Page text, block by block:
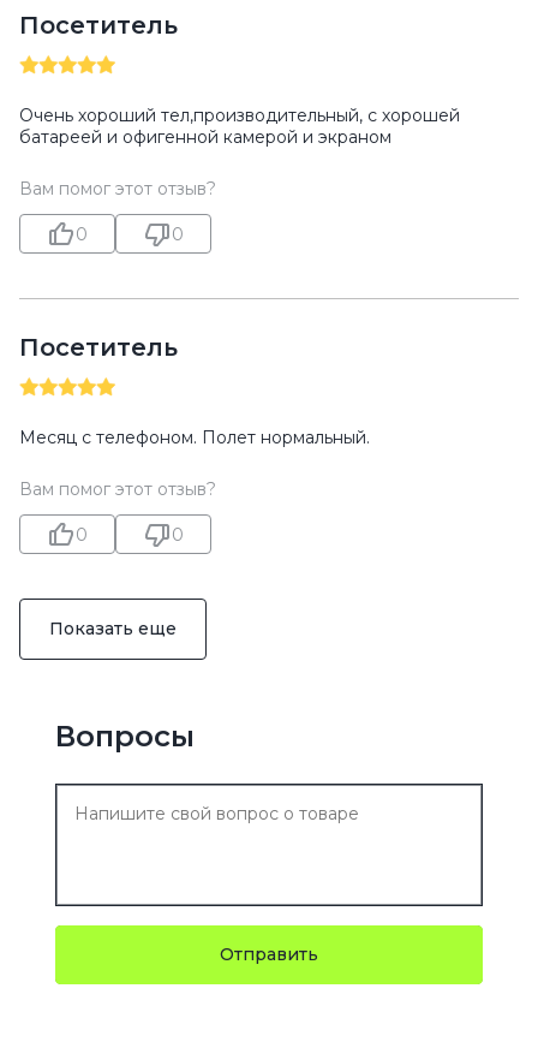
Посетитель
Очень хороший тел,производительный, с хорошей
батареей и офигенной камерой и экраном
Вам помог этот отзыв?
0 0
Посетитель
Месяц с телефоном. Полет нормальный.
Вам помог этот отзыв?
0 0
Показать еще
Вопросы
Отправить